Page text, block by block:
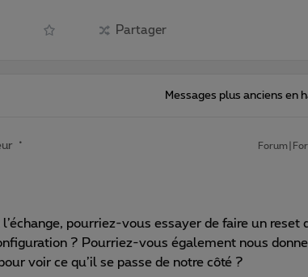
Partager
Messages plus anciens en
pourriez-vous essayer de faire un reset
? Pourriez-vous également nous
voir ce qu’il se passe de notre côté ?